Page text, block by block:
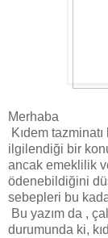
Merhaba
Kıdem
ilgilendiği bir
ancak emeklilik
ödenebildiğini
sebepleri bu
Bu yazım da ,
durumunda ki,